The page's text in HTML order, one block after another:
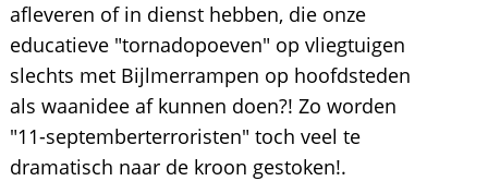
afleveren of in dienst hebben, die onze
educatieve "tornadopoeven" op vliegtuigen
slechts met Bijlmerrampen op hoofdsteden
als waanidee af kunnen doen?! Zo worden
"11-septemberterroristen" toch veel te
dramatisch naar de kroon gestoken!.